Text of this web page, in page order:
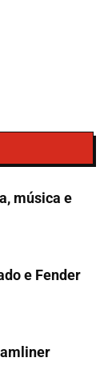
música e
e Fender